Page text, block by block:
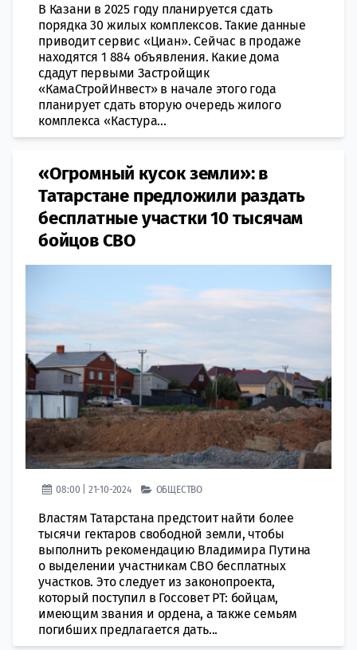
В Казани в 2025 году планируется сдать
порядка 30 жилых комплексов. Такие данные
приводит сервис «Циан». Сейчас в продаже
находятся 1 884 объявления. Какие дома
сдадут первыми Застройщик
«КамаСтройИнвест» в начале этого года
планирует сдать вторую очередь жилого
комплекса «Кастура...
«Огромный кусок земли»: в
Татарстане предложили раздать
бесплатные участки 10 тысячам
бойцов СВО
08:00 | 21-10-2024 ОБЩЕСТВО
Властям Татарстана предстоит найти более
тысячи гектаров свободной земли, чтобы
выполнить рекомендацию Владимира Путина
о выделении участникам СВО бесплатных
участков. Это следует из законопроекта,
который поступил в Госсовет РТ: бойцам,
имеющим звания и ордена, а также семьям
погибших предлагается дать...